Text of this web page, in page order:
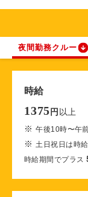
夜間勤務クルー
時給
1375 円 以上
※午後10時〜午
※ 土日祝日は時
時給期間でプラス